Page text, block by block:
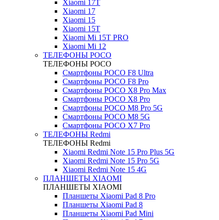
Xiaomi 17T
Xiaomi 17
Xiaomi 15
Xiaomi 15T
Xiaomi Mi 15T PRO
Xiaomi Mi 12
ТЕЛЕФОНЫ POCO
ТЕЛЕФОНЫ POCO
Смартфоны POCO F8 Ultra
Смартфоны POCO F8 Pro
Смартфоны POCO X8 Pro Max
Смартфоны POCO X8 Pro
Смартфоны POCO M8 Pro 5G
Смартфоны POCO M8 5G
Смартфоны POCO X7 Pro
ТЕЛЕФОНЫ Redmi
ТЕЛЕФОНЫ Redmi
Xiaomi Redmi Note 15 Pro Plus 5G
Xiaomi Redmi Note 15 Pro 5G
Xiaomi Redmi Note 15 4G
ПЛАНШЕТЫ XIAOMI
ПЛАНШЕТЫ XIAOMI
Планшеты Xiaomi Pad 8 Pro
Планшеты Xiaomi Pad 8
Планшеты Xiaomi Pad Mini